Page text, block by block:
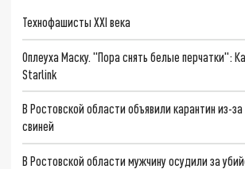
Технофашисты XXI века
Оплеуха Маску. "Пора снять белые перчатки":
Starlink
В Ростовской области объявили карантин из-
свиней
В Ростовской области мужчину осудили за